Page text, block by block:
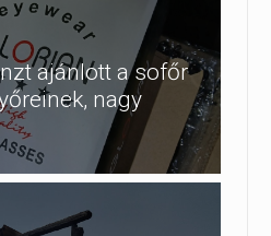
ajánlott a sofőr
nagy